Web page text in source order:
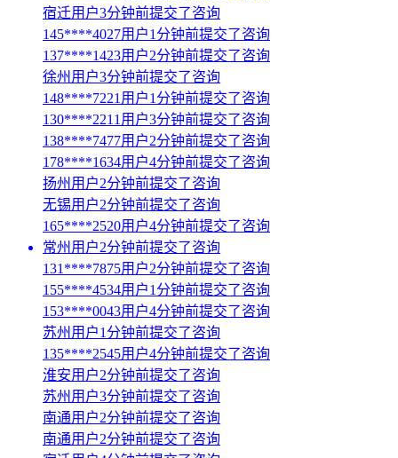
宿迁用户3分钟前提交了咨询
145****4027用户1分钟前提交了咨询
137****1423用户2分钟前提交了咨询
徐州用户3分钟前提交了咨询
148****7221用户1分钟前提交了咨询
130****2211用户3分钟前提交了咨询
138****7477用户2分钟前提交了咨询
178****1634用户4分钟前提交了咨询
扬州用户2分钟前提交了咨询
无锡用户2分钟前提交了咨询
165****2520用户4分钟前提交了咨询
常州用户2分钟前提交了咨询
131****7875用户2分钟前提交了咨询
155****4534用户1分钟前提交了咨询
153****0043用户4分钟前提交了咨询
苏州用户1分钟前提交了咨询
135****2545用户4分钟前提交了咨询
淮安用户2分钟前提交了咨询
苏州用户3分钟前提交了咨询
南通用户2分钟前提交了咨询
南通用户2分钟前提交了咨询